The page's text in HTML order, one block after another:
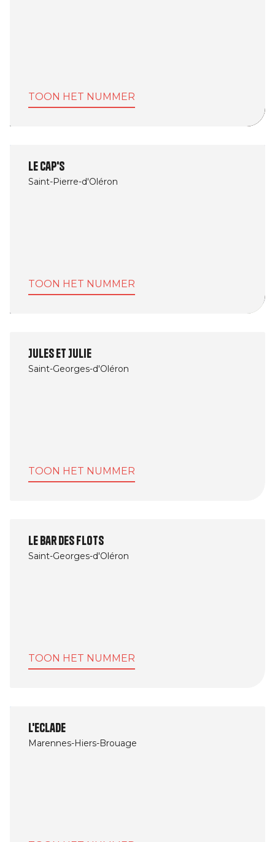
TOON HET NUMMER
Le Cap's
Saint-Pierre-d'Oléron
TOON HET NUMMER
Jules et Julie
Saint-Georges-d'Oléron
TOON HET NUMMER
Le Bar des Flots
Saint-Georges-d'Oléron
TOON HET NUMMER
L'Eclade
Marennes-Hiers-Brouage